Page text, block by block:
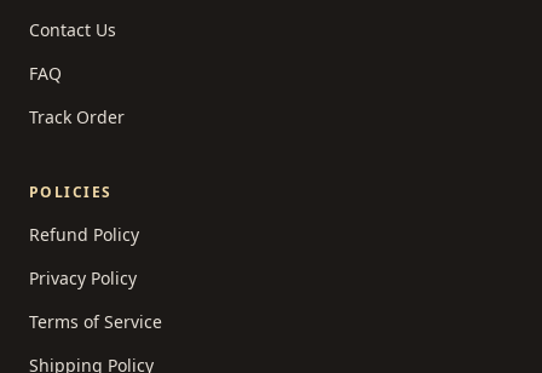
Contact Us
FAQ
Track Order
POLICIES
Refund Policy
Privacy Policy
Terms of Service
Shipping Policy